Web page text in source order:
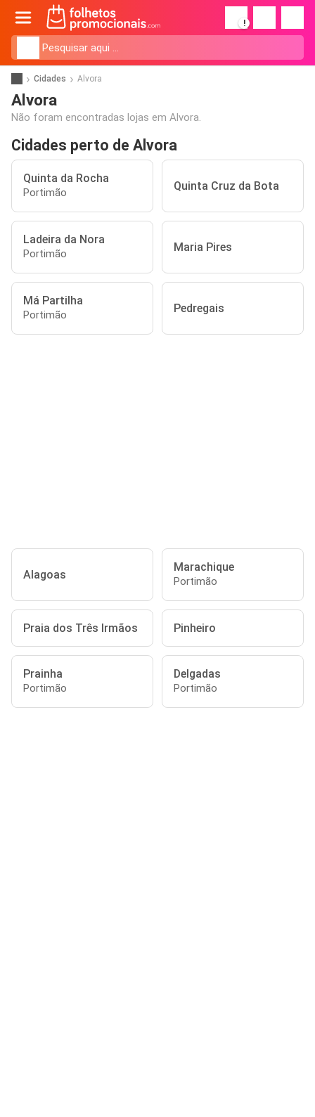
!
Cidades Alvora
Alvora
Não foram encontradas lojas em Alvora.
Cidades perto de Alvora
Quinta da Rocha
Portimão Quinta Cruz da Bota
Ladeira da Nora
Portimão Maria Pires
Má Partilha
Portimão Pedregais
Alagoas
Marachique
Portimão
Praia dos Três Irmãos Pinheiro
Prainha
Portimão
Delgadas
Portimão